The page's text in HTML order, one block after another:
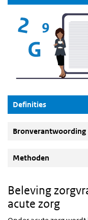
Definities(Actieve
Bronverantwoording
Methoden
Beleving
acute zorg